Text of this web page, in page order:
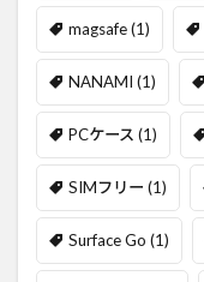
magsafe(1)
NANAMI (1)
PCケース (1)
SIMフリー (1)
Surface Go (1)